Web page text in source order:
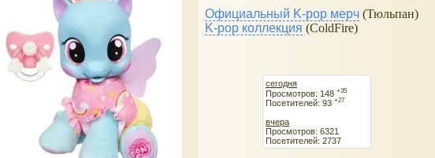
Официальный K-pop мерч (Тюльпан)
K-pop коллекция (ColdFire)
сегодня
Просмотров: 148 +35
Посетителей: 93 +27
вчера
Просмотров: 6321
Посетителей: 2737